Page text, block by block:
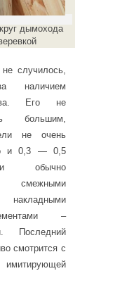
дымохода
случилось,
наличием
Его не
большим,
не очень
и 0,3 — 0,5
обычно
смежными
–
Последний
смотрится с